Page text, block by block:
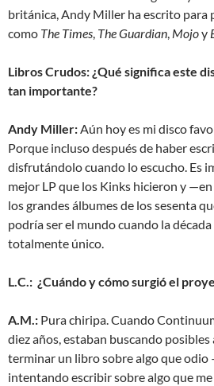
británica, Andy Miller ha escrito para
como The Times, The Guardian, Mojoy
Libros Crudos: ¿Qué significa este
tan importante?
Andy Miller:Aún hoy es mi disco
Porque incluso después de haber
disfrutándolo cuando lo escucho. Es
mejor LP que los Kinks hicieron y
los grandes álbumes de los sesenta
podría ser el mundo cuando la década
totalmente único.
L.C.: ¿Cuándo y cómo surgió el
A.M.: Pura chiripa. Cuando
diez años, estaban buscando posibles
terminar un libro sobre algo que
intentando escribir sobre algo que